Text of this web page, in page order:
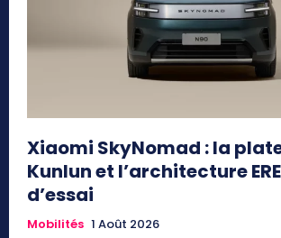
Xiaomi SkyNomad : la
Kunlun et l’architecture
d’essai
Mobilités 1 Août 2026